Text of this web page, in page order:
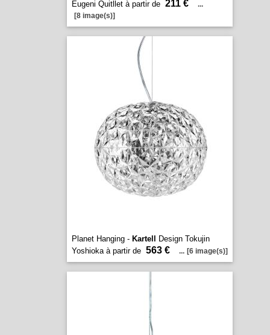
Eugeni Quitllet à partir de 211 €
...
[8 image(s)]
Planet Hanging - Kartell
Design Tokujin
Yoshioka à partir de 563 € ... [6 image(s)]